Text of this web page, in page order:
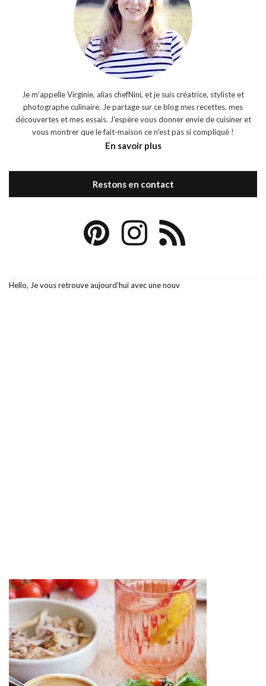
Je m’appelle Virginie, alias chefNini, et je suis créatrice, styliste et
photographe culinaire. Je partage sur ce blog mes recettes, mes
découvertes et mes essais. J'espère vous donner envie de cuisiner et
vous montrer que le fait-maison ce n'est pas si compliqué !
En savoir plus
Restons en contact
Hello, Je vous retrouve aujourd’hui avec une nouv